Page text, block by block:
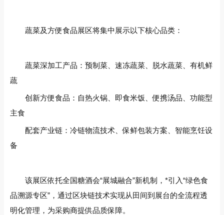
蔬菜及方便食品展区‌将集中展示以下核心品类：
蔬菜深加工产品‌：预制菜、速冻蔬菜、脱水蔬菜、有机鲜
蔬
创新方便食品‌：自热火锅、即食米饭、便携汤品、功能型
主食
配套产业链‌：冷链物流技术、保鲜包装方案、智能烹饪设
备
该展区依托全国糖酒会“展城融合”新机制，*引入‌“绿色食
品溯源专区”‌，通过区块链技术实现从田间到展台的全流程透
明化管理，为采购商提供品质保障。